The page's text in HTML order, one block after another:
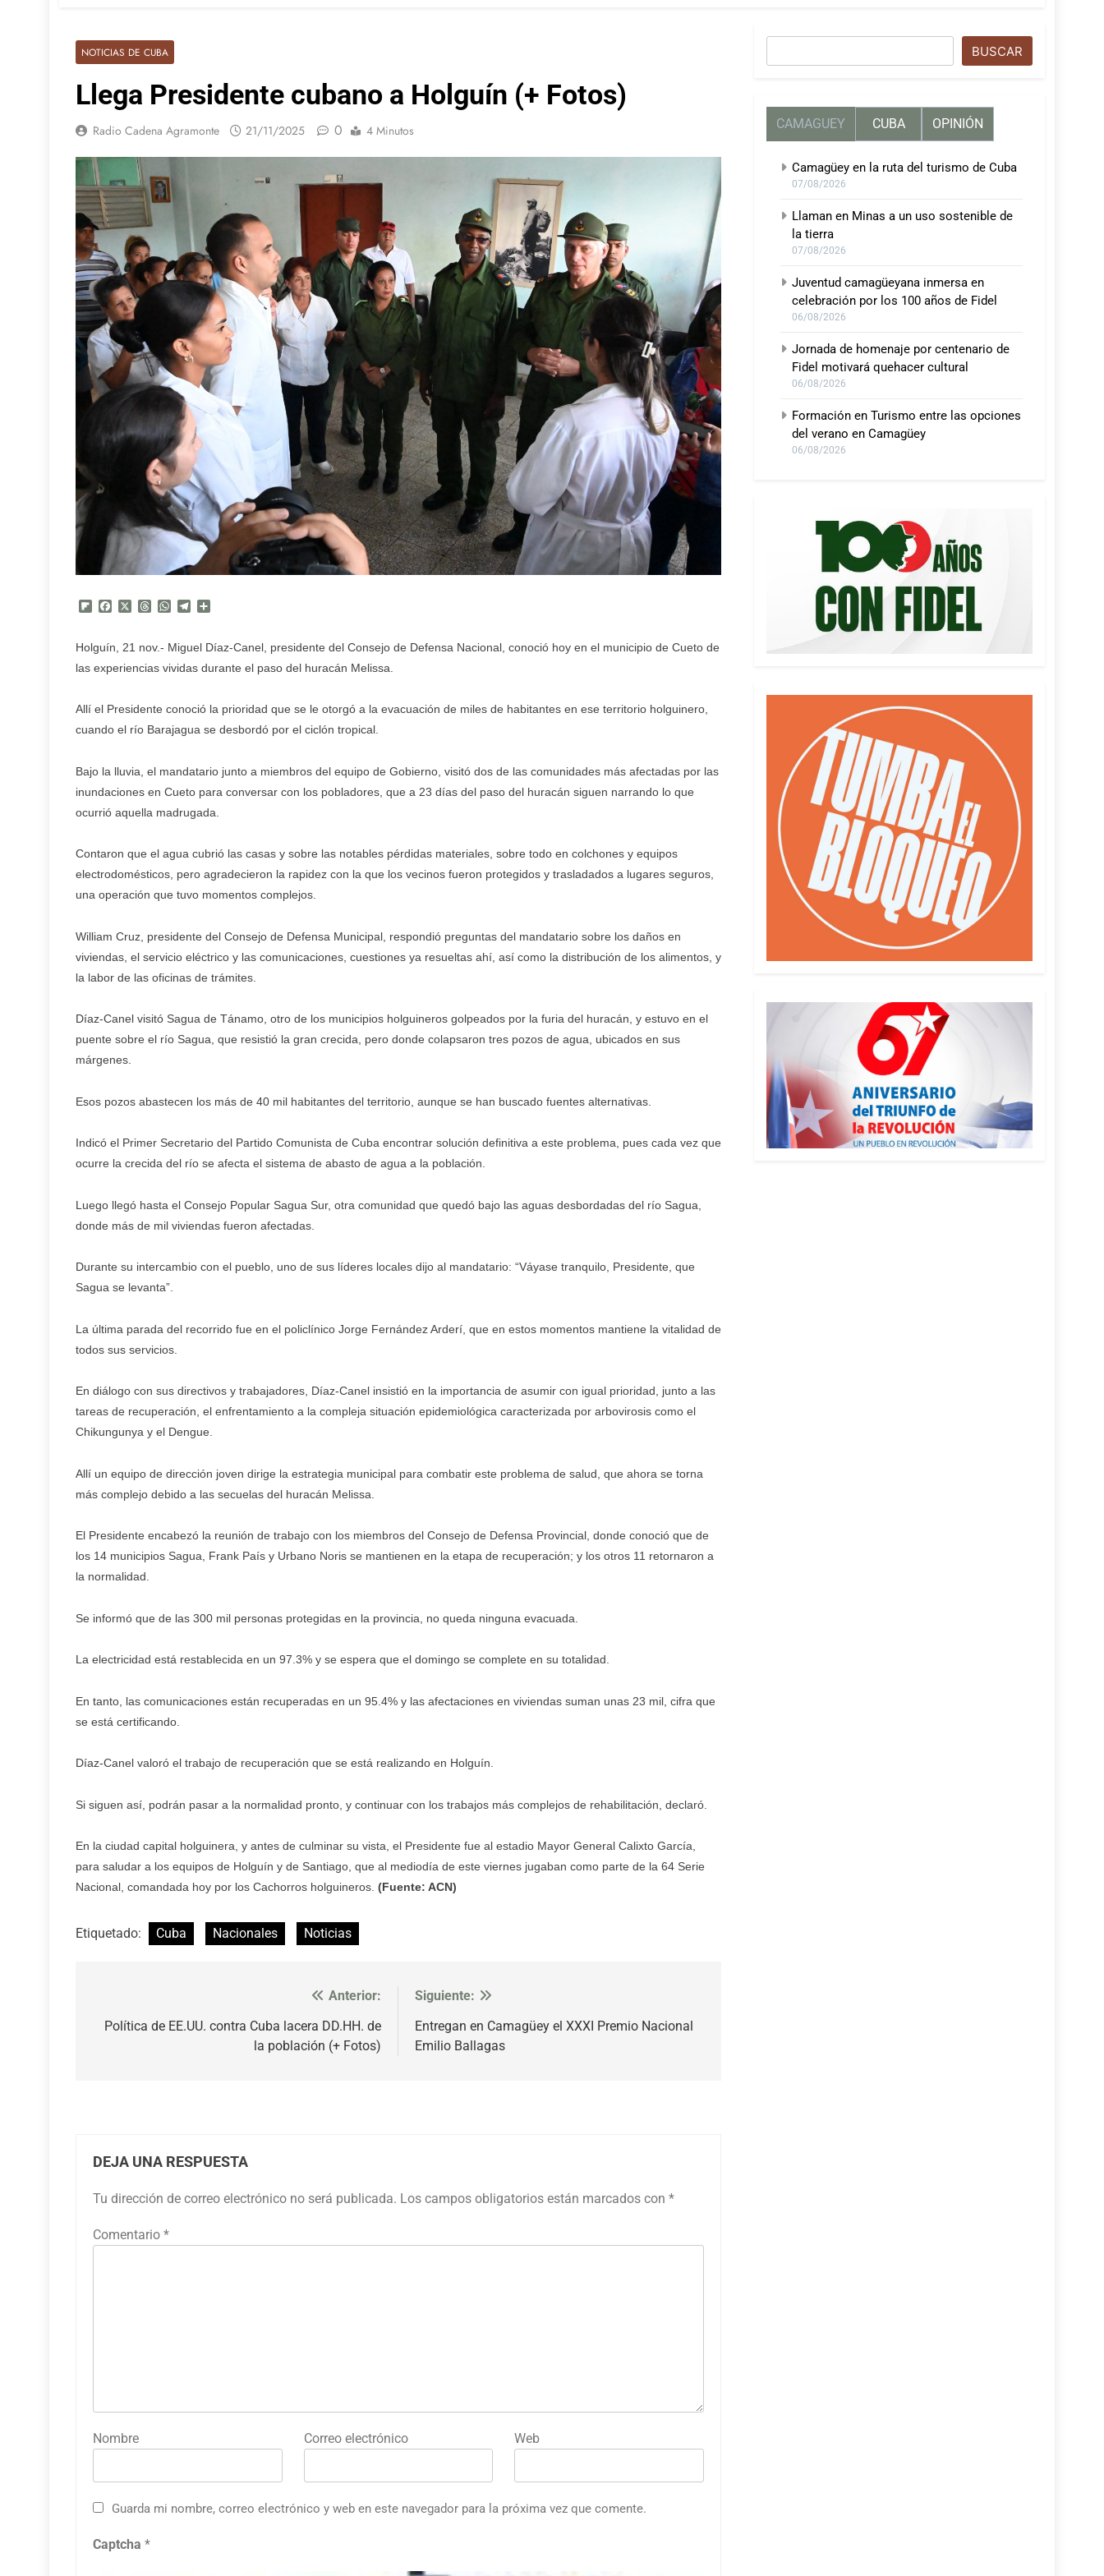
NOTICIAS DE CUBA
Llega Presidente cubano a Holguín (+ Fotos)
Radio Cadena Agramonte 21/11/2025 0 4 Minutos
Flipboard
Facebook
X Threads
WhatsApp
Telegram
Holguín, 21 nov.- Miguel Díaz-Canel, presidente del Consejo de Defensa Nacional, conoció hoy en el municipio de Cueto de
las experiencias vividas durante el paso del huracán Melissa.
Allí el Presidente conoció la prioridad que se le otorgó a la evacuación de miles de habitantes en ese territorio holguinero,
cuando el río Barajagua se desbordó por el ciclón tropical.
Bajo la lluvia, el mandatario junto a miembros del equipo de Gobierno, visitó dos de las comunidades más afectadas por las
inundaciones en Cueto para conversar con los pobladores, que a 23 días del paso del huracán siguen narrando lo que
ocurrió aquella madrugada.
Contaron que el agua cubrió las casas y sobre las notables pérdidas materiales, sobre todo en colchones y equipos
electrodomésticos, pero agradecieron la rapidez con la que los vecinos fueron protegidos y trasladados a lugares seguros,
una operación que tuvo momentos complejos.
William Cruz, presidente del Consejo de Defensa Municipal, respondió preguntas del mandatario sobre los daños en
viviendas, el servicio eléctrico y las comunicaciones, cuestiones ya resueltas ahí, así como la distribución de los alimentos, y
la labor de las oficinas de trámites.
Díaz-Canel visitó Sagua de Tánamo, otro de los municipios holguineros golpeados por la furia del huracán, y estuvo en el
puente sobre el río Sagua, que resistió la gran crecida, pero donde colapsaron tres pozos de agua, ubicados en sus
márgenes.
Esos pozos abastecen los más de 40 mil habitantes del territorio, aunque se han buscado fuentes alternativas.
Indicó el Primer Secretario del Partido Comunista de Cuba encontrar solución definitiva a este problema, pues cada vez que
ocurre la crecida del río se afecta el sistema de abasto de agua a la población.
Luego llegó hasta el Consejo Popular Sagua Sur, otra comunidad que quedó bajo las aguas desbordadas del río Sagua,
donde más de mil viviendas fueron afectadas.
Durante su intercambio con el pueblo, uno de sus líderes locales dijo al mandatario: “Váyase tranquilo, Presidente, que
Sagua se levanta”.
La última parada del recorrido fue en el policlínico Jorge Fernández Arderí, que en estos momentos mantiene la vitalidad de
todos sus servicios.
En diálogo con sus directivos y trabajadores, Díaz-Canel insistió en la importancia de asumir con igual prioridad, junto a las
tareas de recuperación, el enfrentamiento a la compleja situación epidemiológica caracterizada por arbovirosis como el
Chikungunya y el Dengue.
Allí un equipo de dirección joven dirige la estrategia municipal para combatir este problema de salud, que ahora se torna
más complejo debido a las secuelas del huracán Melissa.
El Presidente encabezó la reunión de trabajo con los miembros del Consejo de Defensa Provincial, donde conoció que de
los 14 municipios Sagua, Frank País y Urbano Noris se mantienen en la etapa de recuperación; y los otros 11 retornaron a
la normalidad.
Se informó que de las 300 mil personas protegidas en la provincia, no queda ninguna evacuada.
La electricidad está restablecida en un 97.3% y se espera que el domingo se complete en su totalidad.
En tanto, las comunicaciones están recuperadas en un 95.4% y las afectaciones en viviendas suman unas 23 mil, cifra que
se está certificando.
Díaz-Canel valoró el trabajo de recuperación que se está realizando en Holguín.
Si siguen así, podrán pasar a la normalidad pronto, y continuar con los trabajos más complejos de rehabilitación, declaró.
En la ciudad capital holguinera, y antes de culminar su vista, el Presidente fue al estadio Mayor General Calixto García,
para saludar a los equipos de Holguín y de Santiago, que al mediodía de este viernes jugaban como parte de la 64 Serie
Nacional, comandada hoy por los Cachorros holguineros. (Fuente: ACN)
Etiquetado: Cuba Nacionales Noticias
de
Anterior:
Política de EE.UU. contra Cuba lacera DD.HH. de
la población (+ Fotos)
Siguiente:
Entregan en Camagüey el XXXI Premio Nacional
Emilio Ballagas
DEJA UNA RESPUESTA
Tu dirección de correo electrónico no será publicada. Los campos obligatorios están marcados con *
Comentario *
Nombre Correo electrónico Web
Guarda mi nombre, correo electrónico y web en este navegador para la próxima vez que comente.
Captcha *
BUSCAR
CAMAGUEY CUBA OPINIÓN
Camagüey en la ruta del turismo de Cuba
07/08/2026
Llaman en Minas a un uso sostenible de
la tierra
07/08/2026
Juventud camagüeyana inmersa en
celebración por los 100 años de Fidel
06/08/2026
Jornada de homenaje por centenario de
Fidel motivará quehacer cultural
06/08/2026
Formación en Turismo entre las opciones
del verano en Camagüey
06/08/2026